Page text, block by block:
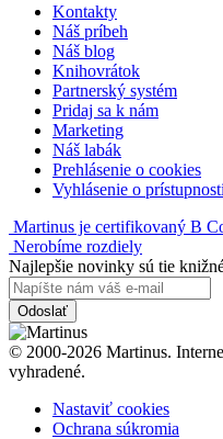
Kontakty
Náš príbeh
Náš blog
Knihovrátok
Partnerský systém
Pridaj sa k nám
Marketing
Náš labák
Prehlásenie o cookies
Vyhlásenie o prístupnosti
Martinus je certifikovaný B
Nerobíme rozdiely
Najlepšie novinky sú tie
Odoslať
© 2000-2026 Martinus.
vyhradené.
Nastaviť cookies
Ochrana súkromia